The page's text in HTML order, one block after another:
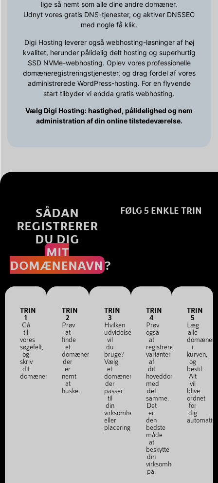
lige så nemt som alle dine andre domæner.
Udnyt vores gratis DNS-tjenester, og aktiver DNSSEC
med nogle få klik.
Digi Hosting leverer også webhosting-løsninger af høj
kvalitet, herunder pålidelig delt hosting og superhurtig
SSD NVMe-webhosting. Oplev vores professionelle
domæneregistreringstjenester, og drag fordel af vores
administrerede WordPress-hosting. For en flyvende
start tilbyder vi endda gratis webhosting.
Vælg Digi Hosting: hastighed, pålidelighed og nem
administration af din online tilstedeværelse.
SÅDAN
REGISTRERER
DU DIG
MIT
DOMÆNENAVN ?
FØLG 5 ENKLE TRIN
TRIN
1
Gå
til
vores
søgefelt,
og
skriv
dit
domænenavn.
TRIN
2
Prøv
at
finde
et
domænenavn,
der
er
nemt
at
huske.
TRIN
3
Hvilken
udvidelse
vil
du
bruge?
Vælg
et
domænenavn,
der
passer
til
din
virksomhed
eller
placering.
TRIN
4
Prøv
også
at
registrere
varianter
af
dit
hoveddomæne
med
det
samme.
Det
er
den
bedste
måde
at
beskytte
din
virksomhed
på.
TRIN
5
Læg
alle
i
kurven,
og
bestil.
Alt
vil
blive
ordnet
for
dig
automatisk